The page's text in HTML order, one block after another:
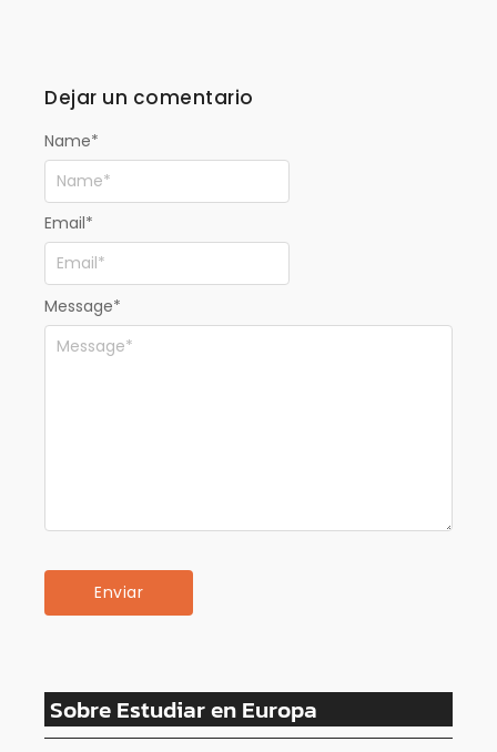
Dejar un comentario
Message*
Name*
Email*
Sobre Estudiar en Europa